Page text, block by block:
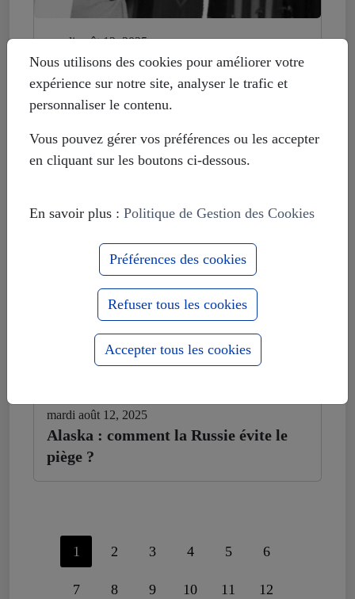
mardi août 12, 2025
Histoire déformée : les Européistes
veulent fonder leur unité sur la
russophobie
mardi août 12, 2025
Alaska : comment la Russie évite le
piège ?
1 2 3 4 5 6
7 8 9 10 11 12
Nous utilisons des cookies pour améliorer votre
expérience sur notre site, analyser le trafic et
personnaliser le contenu.
Vous pouvez gérer vos préférences ou les accepter
en cliquant sur les boutons ci-dessous.
En savoir plus : Politique de Gestion des Cookies
Préférences des cookies
Refuser tous les cookies
Accepter tous les cookies